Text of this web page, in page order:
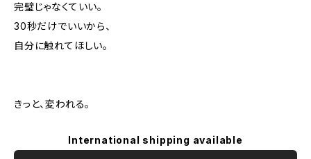
完璧じゃなくていい。
30秒だけでいいから、
自分に触れてほしい。
きっと、変われる。
International shipping available